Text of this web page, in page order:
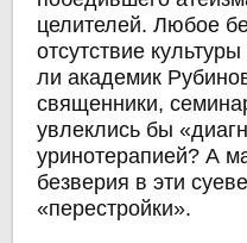
целителей. Любое
отсутствие
ли академик
священники,
увлеклись бы
уринотерапией? А
безверия в эти
«перестройки».